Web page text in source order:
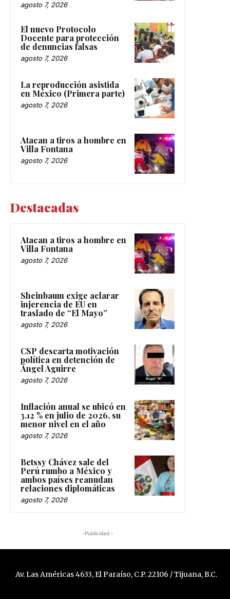
agosto 7, 2026
El nuevo Protocolo
Docente para protección
de denuncias falsas
agosto 7, 2026
La reproducción asistida
en México (Primera parte)
agosto 7, 2026
Atacan a tiros a hombre en
Villa Fontana
agosto 7, 2026
Destacadas
Atacan a tiros a hombre en
Villa Fontana
agosto 7, 2026
Sheinbaum exige aclarar
injerencia de EU en
traslado de “El Mayo”
agosto 7, 2026
CSP descarta motivación
política en detención de
Ángel Aguirre
agosto 7, 2026
Inflación anual se ubicó en
3.12 % en julio de 2026, su
menor nivel en el año
agosto 7, 2026
Betssy Chávez sale del
Perú rumbo a México y
ambos países reanudan
relaciones diplomáticas
agosto 7, 2026
-Publicidad -
Av. Las Américas 4633, El Paraíso, C.P. 22106 / Tijuana, B.C.